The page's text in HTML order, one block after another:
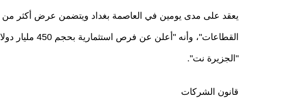
القطاعات"، وأنه
"الجزيرة نت".
قانون الشركات